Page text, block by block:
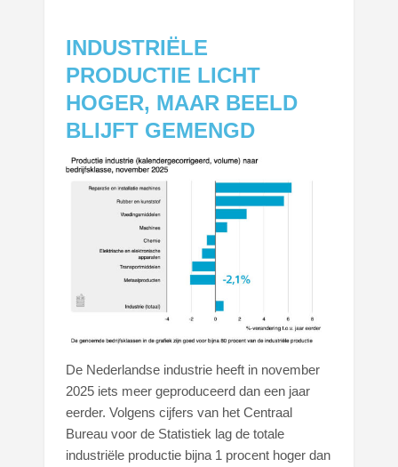
INDUSTRIËLE
PRODUCTIE LICHT
HOGER, MAAR BEELD
BLIJFT GEMENGD
De Nederlandse industrie heeft in november
2025 iets meer geproduceerd dan een jaar
eerder. Volgens cijfers van het Centraal
Bureau voor de Statistiek lag de totale
industriële productie bijna 1 procent hoger dan